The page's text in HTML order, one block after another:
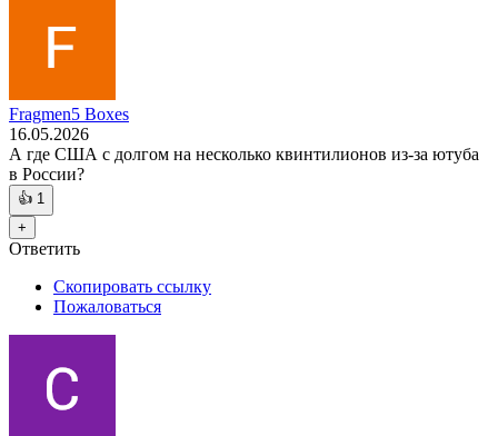
Fragmen5 Boxes
16.05.2026
А где США с долгом на несколько квинтилионов из-за ютуба
в России?
👍 1
+
Ответить
Скопировать ссылку
Пожаловаться